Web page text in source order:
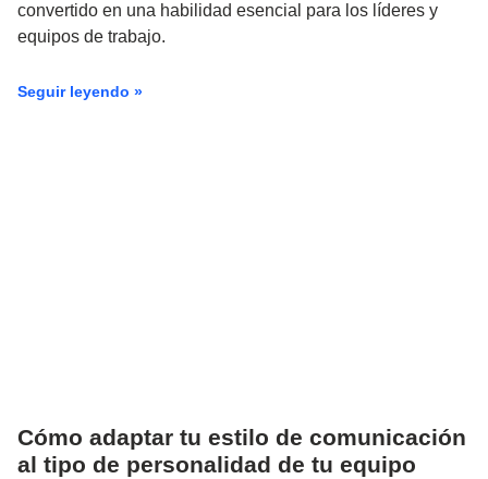
convertido en una habilidad esencial para los líderes y
equipos de trabajo.
Seguir leyendo »
Cómo adaptar tu estilo de comunicación
al tipo de personalidad de tu equipo